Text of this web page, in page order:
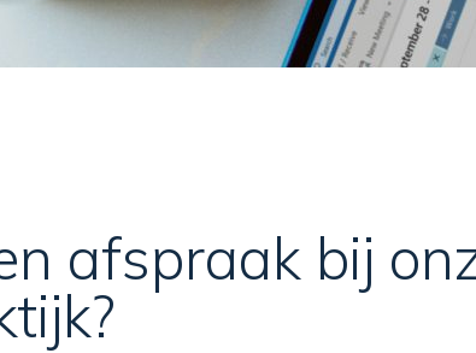
afspraak bij